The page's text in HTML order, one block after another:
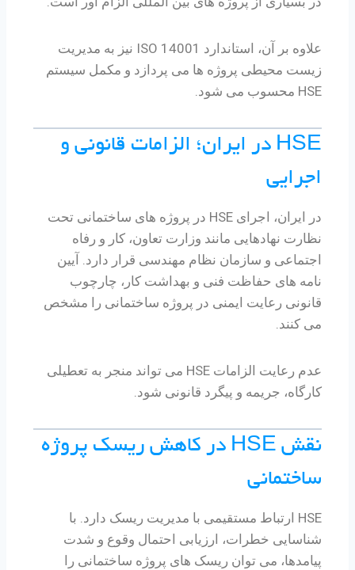
علاوه بر آن، استاندارد ISO 14001 نیز به مدیریت
زیست محیطی پروژه ها می پردازد و مکمل سیستم
HSE محسوب می شود.
HSE در ایران؛ الزامات قانونی و
اجرایی
در ایران، اجرای HSE در پروژه های ساختمانی تحت
نظارت نهادهایی مانند وزارت تعاون، کار و رفاه
اجتماعی و سازمان نظام مهندسی قرار دارد. آیین
نامه های حفاظت فنی و بهداشت کار، چارچوب
قانونی رعایت ایمنی در پروژه ساختمانی را مشخص
می کنند.
عدم رعایت الزامات HSE می تواند منجر به تعطیلی
کارگاه، جریمه و پیگرد قانونی شود.
نقش HSE در کاهش ریسک پروژه
ساختمانی
HSE ارتباط مستقیمی با مدیریت ریسک دارد. با
شناسایی خطرات، ارزیابی احتمال وقوع و شدت
پیامدها، می توان ریسک های پروژه ساختمانی را